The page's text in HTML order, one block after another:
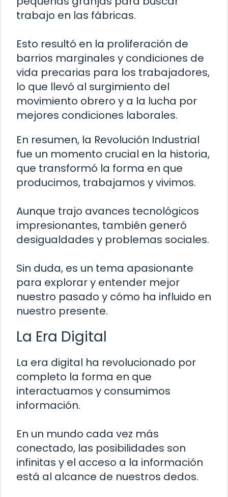
trabajo en las fábricas.
Esto resultó en la proliferación de
barrios marginales y condiciones de
vida precarias para los trabajadores,
lo que llevó al surgimiento del
movimiento obrero y a la lucha por
mejores condiciones laborales.
En resumen, la Revolución Industrial
fue un momento crucial en la historia,
que transformó la forma en que
producimos, trabajamos y vivimos.
Aunque trajo avances tecnológicos
impresionantes, también generó
desigualdades y problemas sociales.
Sin duda, es un tema apasionante
para explorar y entender mejor
nuestro pasado y cómo ha influido en
nuestro presente.
La Era Digital
La era digital ha revolucionado por
completo la forma en que
interactuamos y consumimos
información.
En un mundo cada vez más
conectado, las posibilidades son
infinitas y el acceso a la información
está al alcance de nuestros dedos.